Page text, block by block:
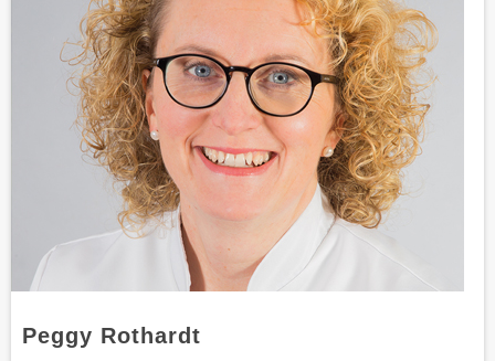
Peggy Rothardt